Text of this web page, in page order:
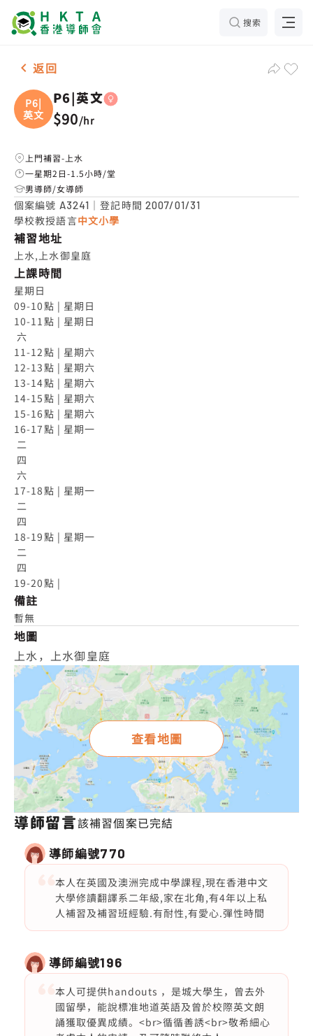
搜索
女-1名 P6|英文，上水 補習推介
返回
P6|
英文
P6|英文
$90/hr
上門補習-上水
一星期2日-1.5小時/堂
男導師/女導師
個案編號 A3241 ｜登記時間 2007/01/31
學校教授語言中文小學
補習地址
上水,上水御皇庭
上課時間
星期日
09-10點 | 星期日
10-11點 | 星期日
六
11-12點 | 星期六
12-13點 | 星期六
13-14點 | 星期六
14-15點 | 星期六
15-16點 | 星期六
16-17點 | 星期一
二
六
17-18點 | 星期一
二
18-19點 | 星期一
二
19-20點 |
備註
暫無
地圖
上水，上水御皇庭
查看地圖
導師留言該補習個案已完結
導師編號770
本人在英國及澳洲完成中學課程,現在香港中文
大學修讀翻譯系二年級,家在北角,有4年以上私
人補習及補習班經驗.有耐性,有愛心.彈性時間
導師編號196
本人可提供handouts ，是城大學生，曾去外
國留學，能說標准地道英語及曾於校際英文朗
誦獲取優異成績。<br>循循善誘<br>敬希細心